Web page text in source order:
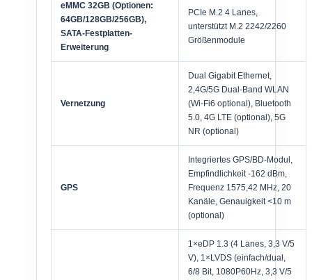
eMMC 32GB (Optionen:
64GB/128GB/256GB),
SATA-Festplatten-
Erweiterung
PCIe M.2 4 Lanes,
unterstützt M.2 2242/2260
Größenmodule
Vernetzung
Dual Gigabit Ethernet,
2,4G/5G Dual-Band WLAN
(Wi-Fi6 optional), Bluetooth
5.0, 4G LTE (optional), 5G
NR (optional)
GPS
Integriertes GPS/BD-Modul,
Empfindlichkeit -162 dBm,
Frequenz 1575,42 MHz, 20
Kanäle, Genauigkeit <10 m
(optional)
1×eDP 1.3 (4 Lanes, 3,3 V/5
V), 1×LVDS (einfach/dual,
6/8 Bit, 1080P60Hz, 3,3 V/5